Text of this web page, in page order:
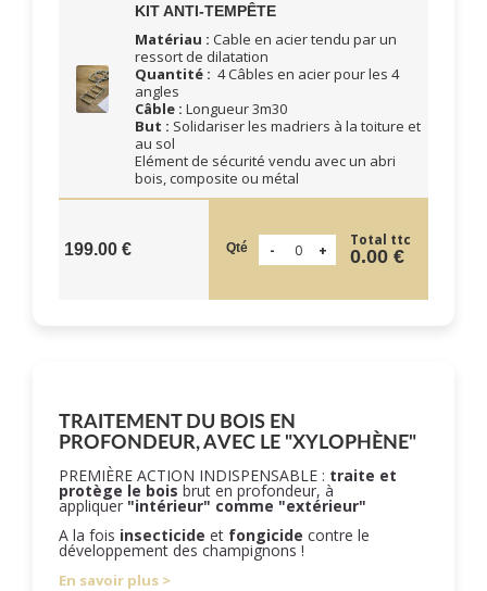
KIT ANTI-TEMPÊTE
Matériau : Cable en acier tendu par un
ressort de dilatation
Quantité : 4 Câbles en acier pour les 4
angles
Câble : Longueur 3m30
But : Solidariser les madriers à la toiture et
au sol
Elément de sécurité vendu avec un abri
bois, composite ou métal
199.00 € Qté Total ttc
0.00 €
TRAITEMENT DU BOIS EN
PROFONDEUR, AVEC LE "XYLOPHÈNE"
PREMIÈRE ACTION INDISPENSABLE : traite et
protège le bois brut en profondeur, à
appliquer "intérieur" comme "extérieur"
A la fois insecticide et fongicide contre le
développement des champignons !
En savoir plus